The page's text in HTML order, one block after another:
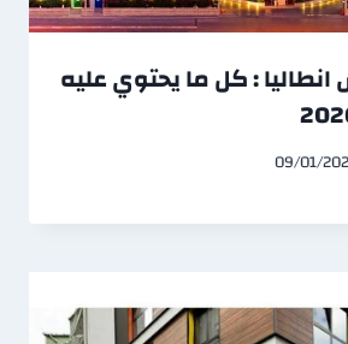
: كل ما يحتوي عليه
09/01/